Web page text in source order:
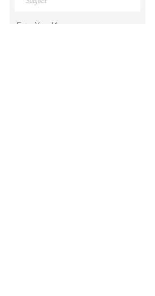
Enter Your Message